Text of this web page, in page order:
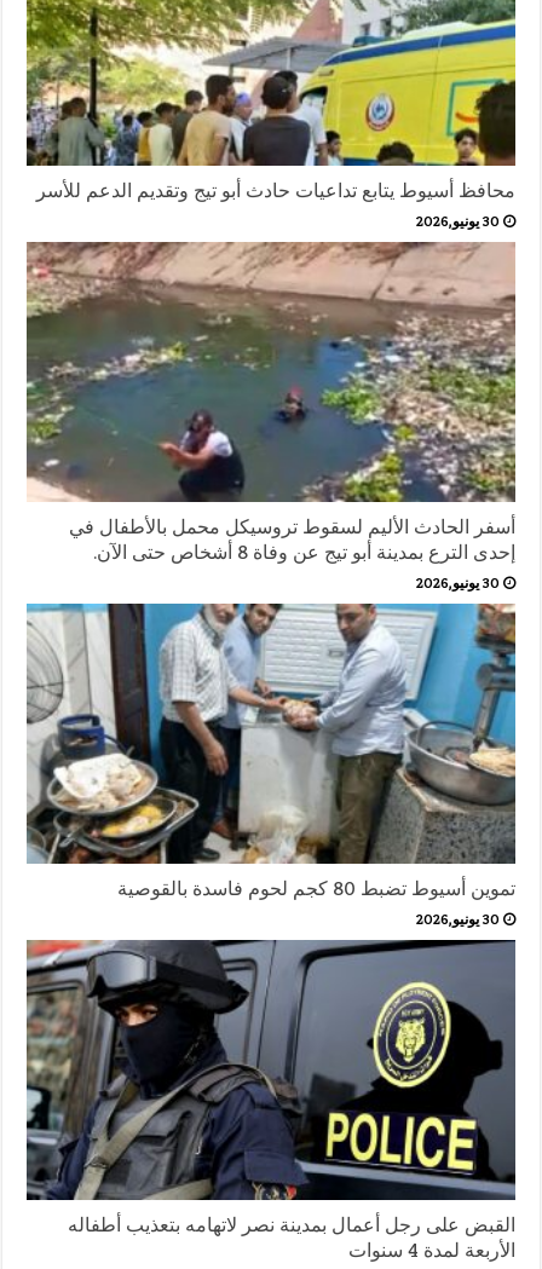
محافظ أسيوط يتابع تداعيات حادث أبو تيج وتقديم الدعم للأسر
30 يونيو,2026
أسفر الحادث الأليم لسقوط تروسيكل محمل بالأطفال في
إحدى الترع بمدينة أبو تيج عن وفاة 8 أشخاص حتى الآن.
30 يونيو,2026
تموين أسيوط تضبط 80 كجم لحوم فاسدة بالقوصية
30 يونيو,2026
القبض على رجل أعمال بمدينة نصر لاتهامه بتعذيب أطفاله
الأربعة لمدة 4 سنوات